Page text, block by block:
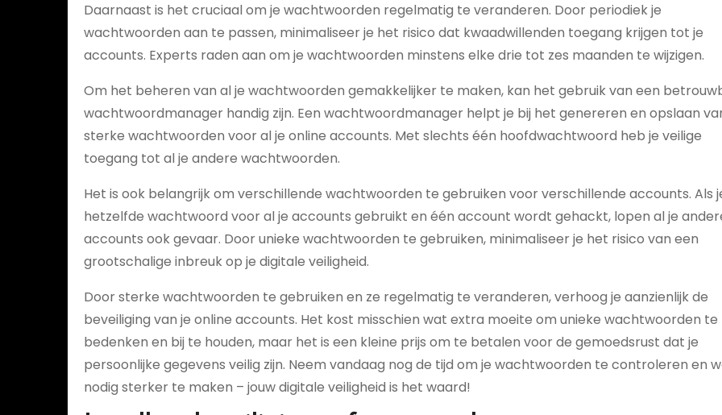
Daarnaast is het cruciaal om je wachtwoorden regelmatig te veranderen. Door periodiek je
wachtwoorden aan te passen, minimaliseer je het risico dat kwaadwillenden toegang krijgen tot je
accounts. Experts raden aan om je wachtwoorden minstens elke drie tot zes maanden te wijzigen.
Om het beheren van al je wachtwoorden gemakkelijker te maken, kan het gebruik van een
wachtwoordmanager handig zijn. Een wachtwoordmanager helpt je bij het genereren en opslaan
sterke wachtwoorden voor al je online accounts. Met slechts één hoofdwachtwoord heb je veilige
toegang tot al je andere wachtwoorden.
Het is ook belangrijk om verschillende wachtwoorden te gebruiken voor verschillende accounts. Als
hetzelfde wachtwoord voor al je accounts gebruikt en één account wordt gehackt, lopen al je
accounts ook gevaar. Door unieke wachtwoorden te gebruiken, minimaliseer je het risico van een
grootschalige inbreuk op je digitale veiligheid.
Door sterke wachtwoorden te gebruiken en ze regelmatig te veranderen, verhoog je aanzienlijk de
beveiliging van je online accounts. Het kost misschien wat extra moeite om unieke wachtwoorden te
bedenken en bij te houden, maar het is een kleine prijs om te betalen voor de gemoedsrust dat je
persoonlijke gegevens veilig zijn. Neem vandaag nog de tijd om je wachtwoorden te controleren en
nodig sterker te maken – jouw digitale veiligheid is het waard!